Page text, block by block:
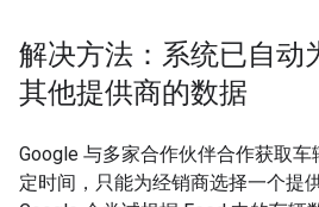
解决方法：系统已自动
其他提供商的数据
Google 与多家合作伙伴合作获取
定时间，只能为经销商选择一个提